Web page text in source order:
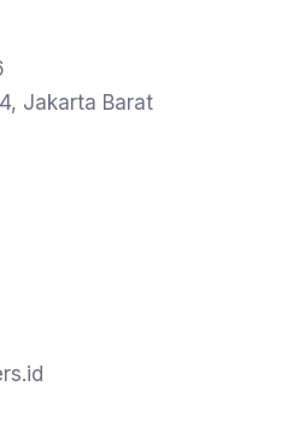
Jakarta Barat